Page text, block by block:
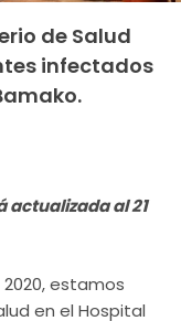
de Salud
infectados
actualizada al 21
estamos
en el Hospital